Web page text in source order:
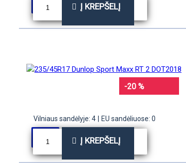
Į KREPŠELĮ
-20 %
Vilniaus sandėlyje: 4 EU sandėliuose: 0
Į KREPŠELĮ